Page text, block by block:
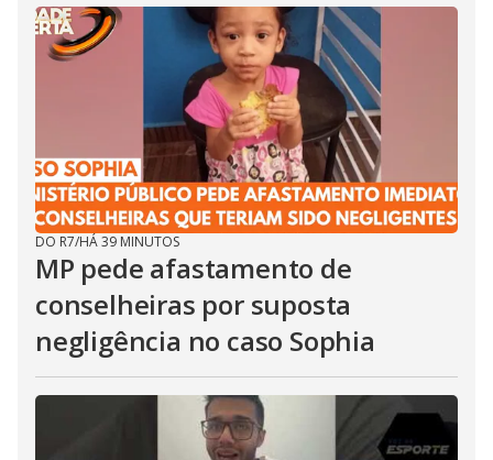
DO R7/HÁ 39 MINUTOS
MP pede afastamento de
conselheiras por suposta
negligência no caso Sophia